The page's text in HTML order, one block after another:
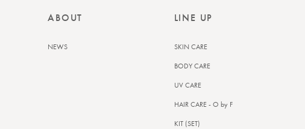
ABOUT
NEWS
LINE UP
SKIN CARE
BODY CARE
UV CARE
HAIR CARE - O by F
KIT (SET)